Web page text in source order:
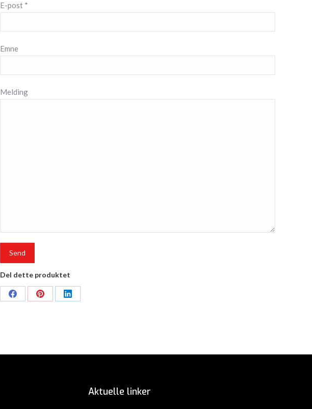
E-post *
Emne
Melding
Del dette produktet
Share
Share
Share
Aktuelle linker